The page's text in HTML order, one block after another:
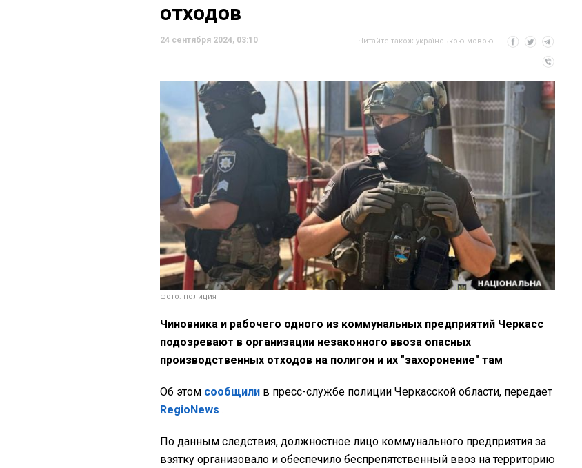
отходов
24 сентября 2024, 03:10 Читайте також українською мовою
фото: полиция
Чиновника и рабочего одного из коммунальных предприятий Черкасс
подозревают в организации незаконного ввоза опасных
производственных отходов на полигон и их "захоронение" там
Об этом сообщили в пресс-службе полиции Черкасской области, передает
RegioNews .
По данным следствия, должностное лицо коммунального предприятия за
взятку организовало и обеспечило беспрепятственный ввоз на территорию